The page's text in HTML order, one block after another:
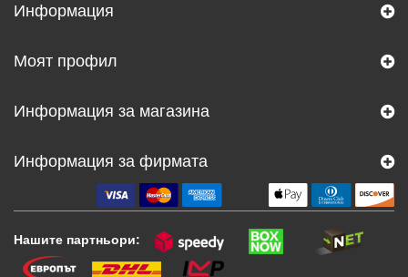
Информация
Моят профил
Информация за магазина
Информация за фирмата
Нашите партньори: